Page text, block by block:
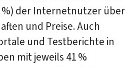
%) der Internetnutzer über
und Preise. Auch
und Testberichte in
mit jeweils 41 %